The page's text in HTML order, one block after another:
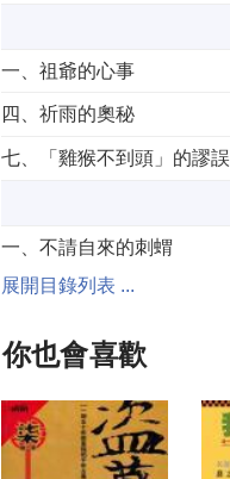
一、祖爺的心事
四、祈雨的奧秘
七、「雞猴不到頭」的謬誤
一、不請自來的刺蝟
四、易數三式
一、蜂蜜的妙用
展開目錄列表 ...
你也會喜歡